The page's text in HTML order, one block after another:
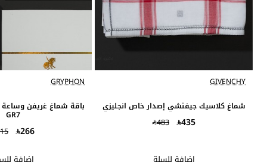
GIVENCHY
شماغ كلاسيك جيفنشي إصدار خاص انجليزي
435
483
GRYPHON
باقة شماغ غريفن وساعة
GR7
266